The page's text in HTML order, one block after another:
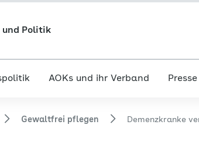
und Politik
AOKs und ihr Verband Presse
Gewaltfrei pflegen Demenzkranke